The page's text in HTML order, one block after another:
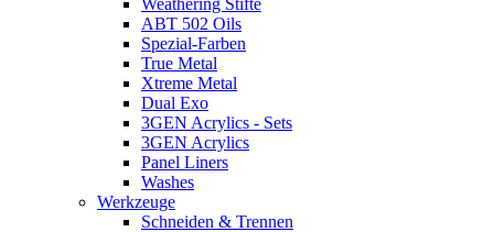
Weathering Stifte
ABT 502 Oils
Spezial-Farben
True Metal
Xtreme Metal
Dual Exo
3GEN Acrylics - Sets
3GEN Acrylics
Panel Liners
Washes
Werkzeuge
Schneiden & Trennen